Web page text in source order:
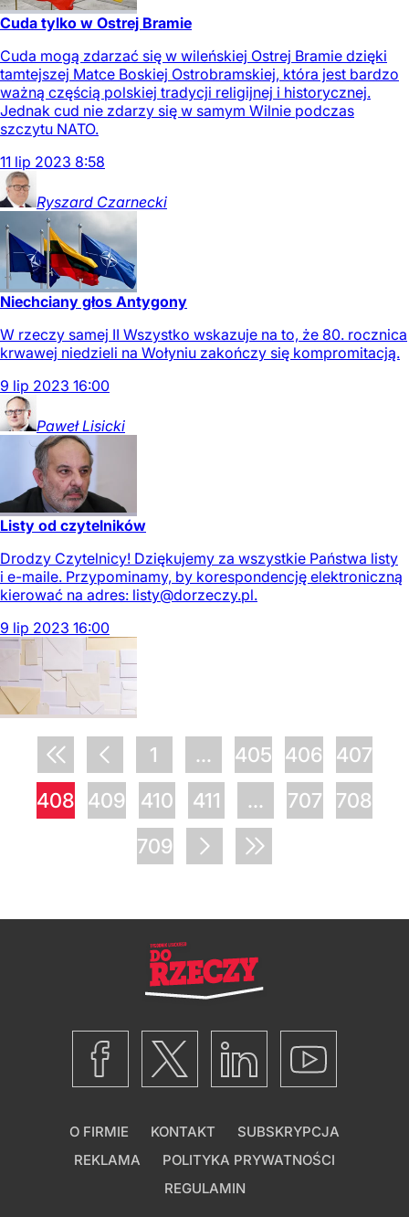
Cuda tylko w Ostrej Bramie
Cuda mogą zdarzać się w wileńskiej Ostrej Bramie dzięki
tamtejszej Matce Boskiej Ostrobramskiej, która jest bardzo
ważną częścią polskiej tradycji religijnej i historycznej.
Jednak cud nie zdarzy się w samym Wilnie podczas
szczytu NATO.
11 lip 2023 8:58
Ryszard Czarnecki
Niechciany głos Antygony
W rzeczy samej II Wszystko wskazuje na to, że 80. rocznica
krwawej niedzieli na Wołyniu zakończy się kompromitacją.
9 lip 2023 16:00
Paweł Lisicki
Listy od czytelników
Drodzy Czytelnicy! Dziękujemy za wszystkie Państwa listy
i e-maile. Przypominamy, by korespondencję elektroniczną
kierować na adres: listy@dorzeczy.pl.
9 lip 2023 16:00
1 ... 405 406
407
408
409 410 411 ... 707
708
709
O FIRMIE KONTAKT
SUBSKRYPCJA
REKLAMA
POLITYKA PRYWATNOŚCI
REGULAMIN